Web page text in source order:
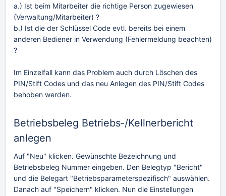
a.) Ist beim Mitarbeiter die richtige Person zugewiesen
(Verwaltung/Mitarbeiter) ?
b.) Ist die der Schlüssel Code evtl. bereits bei einem
anderen Bediener in Verwendung (Fehlermeldung beachten)
?
Im Einzelfall kann das Problem auch durch Löschen des
PIN/Stift Codes und das neu Anlegen des PIN/Stift Codes
behoben werden.
Betriebsbeleg Betriebs-/Kellnerbericht
anlegen
Auf "Neu" klicken. Gewünschte Bezeichnung und
Betriebsbeleg Nummer eingeben. Den Belegtyp "Bericht"
und die Belegart "Betriebsparameterspezifisch" auswählen.
Danach auf "Speichern" klicken. Nun die Einstellungen